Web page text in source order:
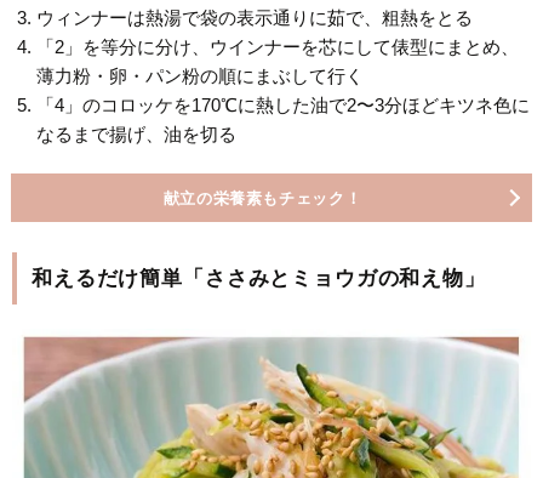
ウィンナーは熱湯で袋の表示通りに茹で、粗熱をとる
「2」を等分に分け、ウインナーを芯にして俵型にまとめ、
薄力粉・卵・パン粉の順にまぶして行く
「4」のコロッケを170℃に熱した油で2〜3分ほどキツネ色に
なるまで揚げ、油を切る
献立の栄養素もチェック！
和えるだけ簡単「ささみとミョウガの和え物」